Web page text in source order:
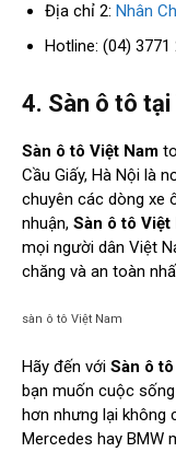
Địa chỉ 2: Nhân
Hotline: (04) 3771
4. Sàn ô tô tại
Sàn ô tô Việt Nam
Cầu Giấy, Hà Nội là
chuyên các dòng xe
nhuận, Sàn ô tô Việt
mọi người dân Việt
chăng và an toàn
sàn ô tô Việt Nam
Hãy đến với Sàn ô
bạn muốn cuộc
hơn nhưng lại không
Mercedes hay BMW